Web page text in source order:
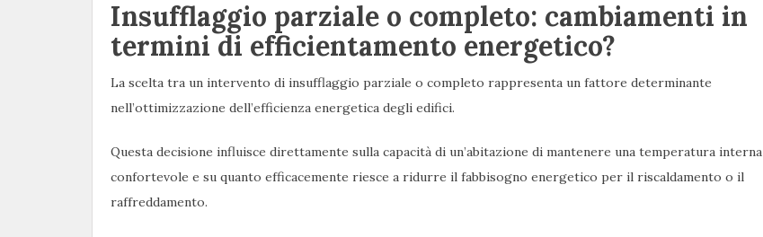
Insufflaggio parziale o completo: cambiamenti in
termini di efficientamento energetico?
La scelta tra un intervento di insufflaggio parziale o completo rappresenta un fattore determinante
nell’ottimizzazione dell’efficienza energetica degli edifici.
Questa decisione influisce direttamente sulla capacità di un’abitazione di mantenere una temperatura interna
confortevole e su quanto efficacemente riesce a ridurre il fabbisogno energetico per il riscaldamento o il
raffreddamento.